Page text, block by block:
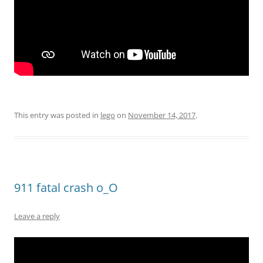
This entry was posted in lego on November 14, 2017.
911 fatal crash o_O
Leave a reply